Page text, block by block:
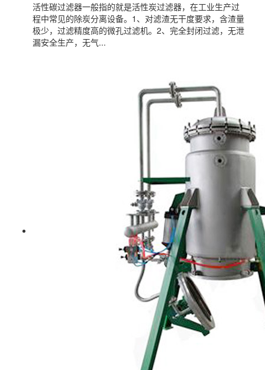
活性碳过滤器一般指的就是活性炭过滤器，在工业生产过
程中常见的除炭分离设备。1、对滤渣无干度要求，含渣量
极少，过滤精度高的微孔过滤机。2、完全封闭过滤，无泄
漏安全生产，无气...